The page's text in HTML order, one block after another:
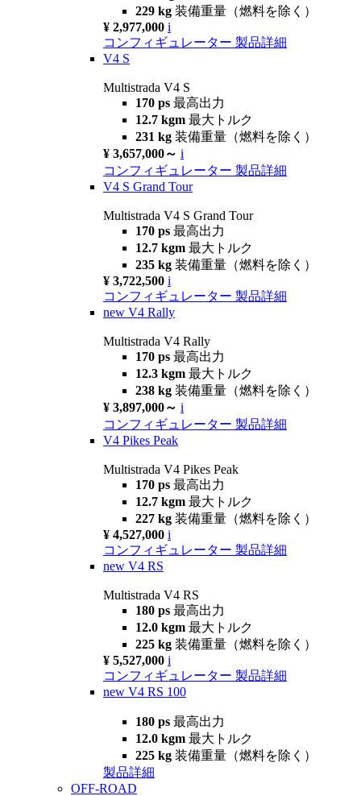
229 kg 装備重量（燃料を除く）
¥ 2,977,000 i
コンフィギュレーター 製品詳細
V4 S
Multistrada V4 S
170 ps 最高出力
12.7 kgm 最大トルク
231 kg 装備重量（燃料を除く）
¥ 3,657,000～ i
コンフィギュレーター 製品詳細
V4 S Grand Tour
Multistrada V4 S Grand Tour
170 ps 最高出力
12.7 kgm 最大トルク
235 kg 装備重量（燃料を除く）
¥ 3,722,500 i
コンフィギュレーター 製品詳細
new V4 Rally
Multistrada V4 Rally
170 ps 最高出力
12.3 kgm 最大トルク
238 kg 装備重量（燃料を除く）
¥ 3,897,000～ i
コンフィギュレーター 製品詳細
V4 Pikes Peak
Multistrada V4 Pikes Peak
170 ps 最高出力
12.7 kgm 最大トルク
227 kg 装備重量（燃料を除く）
¥ 4,527,000 i
コンフィギュレーター 製品詳細
new V4 RS
Multistrada V4 RS
180 ps 最高出力
12.0 kgm 最大トルク
225 kg 装備重量（燃料を除く）
¥ 5,527,000 i
コンフィギュレーター 製品詳細
new V4 RS 100
180 ps 最高出力
12.0 kgm 最大トルク
225 kg 装備重量（燃料を除く）
製品詳細
OFF-ROAD